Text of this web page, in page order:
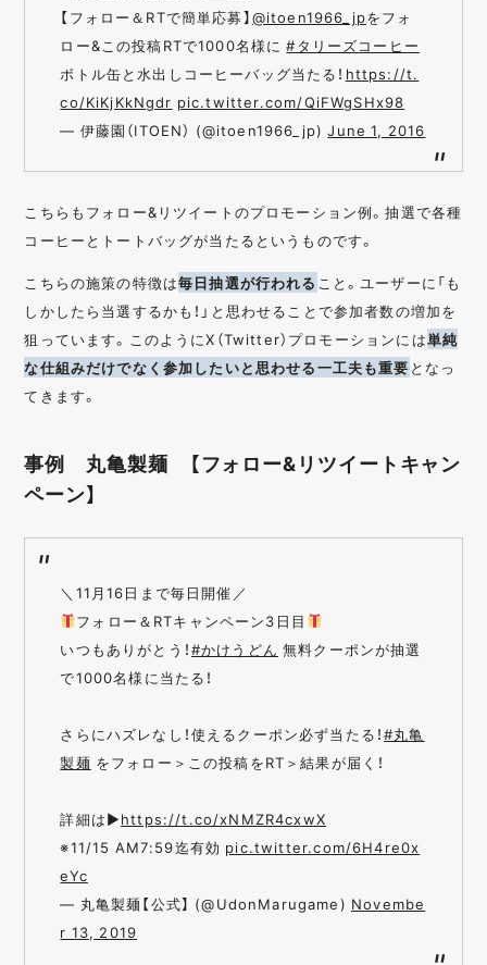
【フォロー＆RTで簡単応募】@itoen1966_jpをフォ
ロー&この投稿RTで1000名様に#タリーズコーヒー
ボトル缶と水出しコーヒーバッグ当たる！ https://t.
co/KiKjKkNgdr pic.twitter.com/QiFWgSHx98
— 伊藤園（ITOEN） (@itoen1966_jp)June 1, 2016
こちらもフォロー&リツイートのプロモーション例。抽選で各種
コーヒーとトートバッグが当たるというものです。
こちらの施策の特徴は毎日抽選が行われる こと。ユーザーに「も
しかしたら当選するかも！」と思わせることで参加者数の増加を
狙っています。このようにX（Twitter）プロモーションには単純
な仕組みだけでなく参加したいと思わせる一工夫も重要 となっ
てきます。
事例 丸亀製麺 【フォロー&リツイートキャン
ペーン】
＼11月16日まで毎日開催／
フォロー＆RTキャンペーン3日目
いつもありがとう！#かけうどん 無料クーポンが抽選
で1000名様に当たる！
さらにハズレなし！使えるクーポン必ず当たる！#丸亀
製麺 をフォロー＞この投稿をRT＞結果が届く！
詳細は▶https://t.co/xNMZR4cxwX
※11/15 AM7:59迄有効 pic.twitter.com/6H4re0x
eYc
— 丸亀製麺【公式】 (@UdonMarugame) Novembe
r 13, 2019